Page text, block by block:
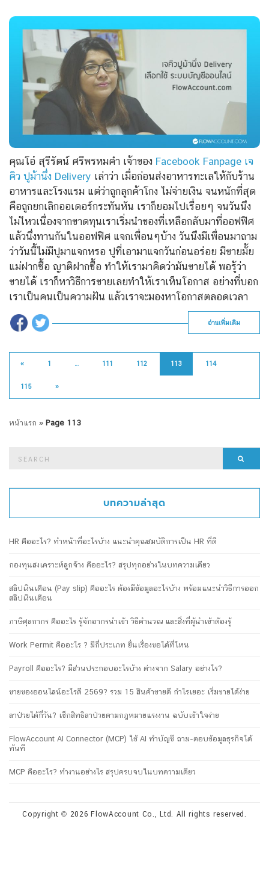
คุณโอ๋ สุรีรัตน์ ศรีพรหมคำ เจ้าของ Facebook Fanpage เจ
คิว ปูม้านึ่ง Delivery เล่าว่า เมื่อก่อนส่งอาหารทะเลให้กับร้าน
อาหารและโรงแรม แต่ว่าถูกลูกค้าโกง ไม่จ่ายเงิน จนหนักที่สุด
คือถูกยกเลิกออเดอร์กระทันหัน เราก็ยอมไปเรื่อยๆ จนวันนึง
ไม่ไหวเนื่องจากขาดทุนเราเริ่มนำของที่เหลือกลับมาที่ออฟฟิศ
แล้วนึ่งทานกันในออฟฟิศ แจกเพื่อนๆบ้าง วันนึงมีเพื่อนมาถาม
ว่าวันนี้ไม่มีปูมาแจกหรอ ปูที่เอามาแจกวันก่อนอร่อย มีขายมั้ย
แม่ฝากซื้อ ญาติฝากซื้อ ทำให้เรามาคิดว่ามันขายได้ พอรู้ว่า
ขายได้ เราก็หาวิธีการขายเลยทำให้เราเห็นโอกาส อย่างที่บอก
เราเป็นคนเป็นความฝัน แล้วเราจะมองหาโอกาสตลอดเวลา
อ่านเพิ่มเติม
« 1 … 111 112 113 114
115 »
หน้าแรก » Page 113
for:
บทความล่าสุด
HR คืออะไร? ทำหน้าที่อะไรบ้าง แนะนำคุณสมบัติการเป็น HR ที่ดี
กองทุนสงเคราะห์ลูกจ้าง คืออะไร? สรุปทุกอย่างในบทความเดียว
สลิปเงินเดือน (Pay slip) คืออะไร ต้องมีข้อมูลอะไรบ้าง พร้อมแนะนำวิธีการออก
สลิปเงินเดือน
ภาษีศุลกากร คืออะไร รู้จักอากรนำเข้า วิธีคำนวณ และสิ่งที่ผู้นำเข้าต้องรู้
Work Permit คืออะไร ? มีกี่ประเภท ยื่นเรื่องขอได้ที่ไหน
Payroll คืออะไร? มีส่วนประกอบอะไรบ้าง ต่างจาก Salary อย่างไร?
ขายของออนไลน์อะไรดี 2569? รวม 15 สินค้าขายดี กำไรเยอะ เริ่มขายได้ง่าย
ลาป่วยได้กี่วัน? เช็กสิทธิลาป่วยตามกฎหมายแรงงาน ฉบับเข้าใจง่าย
FlowAccount AI Connector (MCP) ใช้ AI ทำบัญชี ถาม-ตอบข้อมูลธุรกิจได้
ทันที
MCP คืออะไร? ทำงานอย่างไร สรุปครบจบในบทความเดียว
Copyright © 2026 FlowAccount Co., Ltd. All rights reserved.